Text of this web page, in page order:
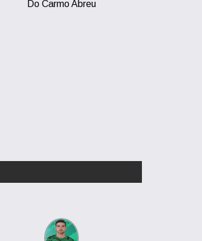
Do Carmo Abreu